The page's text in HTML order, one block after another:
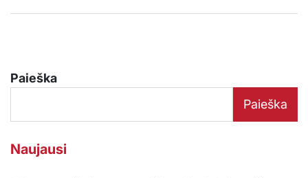
Paieška
Paieška
Naujausi